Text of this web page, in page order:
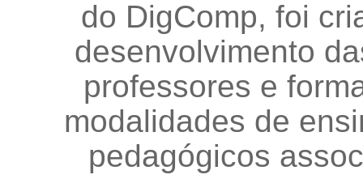
do DigComp, foi
desenvolvimento
professores e
modalidades de
pedagógicos